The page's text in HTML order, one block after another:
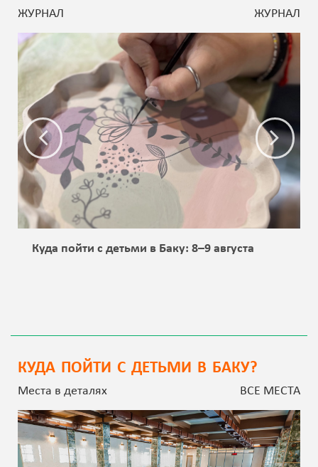
ЖУРНАЛ ЖУРНАЛ
Куда пойти с детьми в Баку: 8–9 августа
КУДА ПОЙТИ С ДЕТЬМИ В БАКУ?
Места в деталях ВСЕ МЕСТА